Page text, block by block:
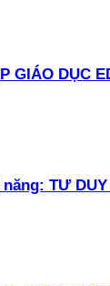
GIÁO DỤC
TƯ